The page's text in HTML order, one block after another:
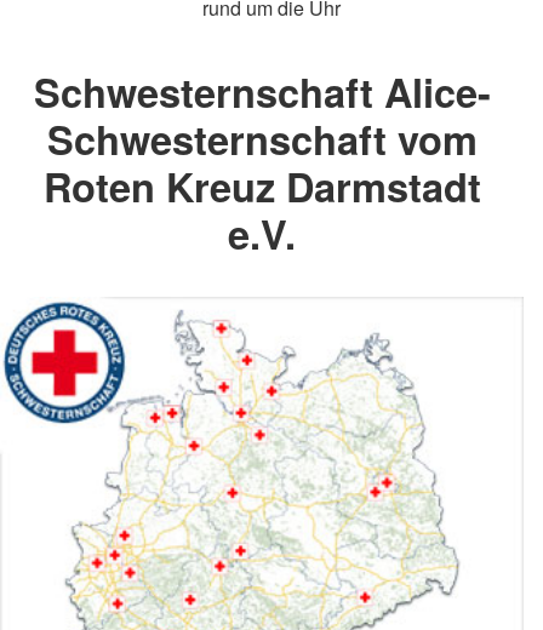
rund um die Uhr
Schwesternschaft Alice-
Schwesternschaft vom
Roten Kreuz Darmstadt
e.V.